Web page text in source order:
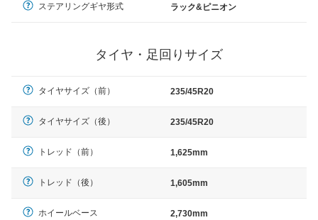
ステアリングギヤ形式 ラック&ピニオン
タイヤ・足回りサイズ
タイヤサイズ（前） 235/45R20
タイヤサイズ（後） 235/45R20
トレッド（前） 1,625mm
トレッド（後） 1,605mm
ホイールベース 2,730mm